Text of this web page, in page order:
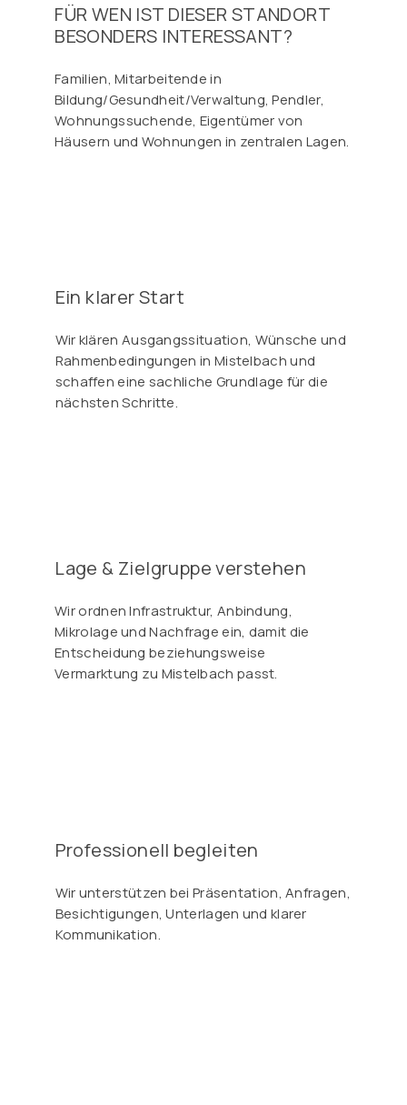
FÜR WEN IST DIESER STANDORT
BESONDERS INTERESSANT?
Familien, Mitarbeitende in
Bildung/Gesundheit/Verwaltung, Pendler,
Wohnungssuchende, Eigentümer von
Häusern und Wohnungen in zentralen Lagen.
Ein klarer Start
Wir klären Ausgangssituation, Wünsche und
Rahmenbedingungen in Mistelbach und
schaffen eine sachliche Grundlage für die
nächsten Schritte.
Lage & Zielgruppe verstehen
Wir ordnen Infrastruktur, Anbindung,
Mikrolage und Nachfrage ein, damit die
Entscheidung beziehungsweise
Vermarktung zu Mistelbach passt.
Professionell begleiten
Wir unterstützen bei Präsentation, Anfragen,
Besichtigungen, Unterlagen und klarer
Kommunikation.